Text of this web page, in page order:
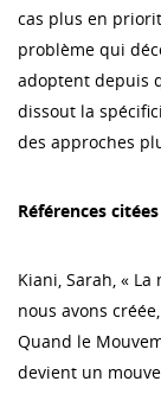
cas plus en
problème qui
adoptent depuis
dissout la
des approches
Références citées
Kiani, Sarah, «
nous avons
Quand le
devient un